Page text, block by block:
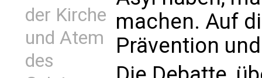
der Kirche
und Atem
des
machen. Auf
Prävention